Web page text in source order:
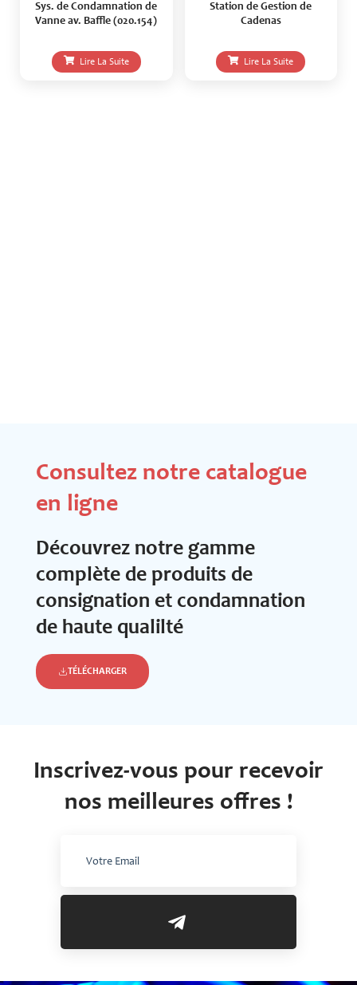
Sys. de Condamnation de
Vanne av. Baffle (020.154)
Lire La Suite
Station de Gestion de
Cadenas
Lire La Suite
Consultez notre catalogue
en ligne
Découvrez notre gamme
complète de produits de
consignation et condamnation
de haute qualilté
TÉLÉCHARGER
Inscrivez-vous pour recevoir
nos meilleures offres !